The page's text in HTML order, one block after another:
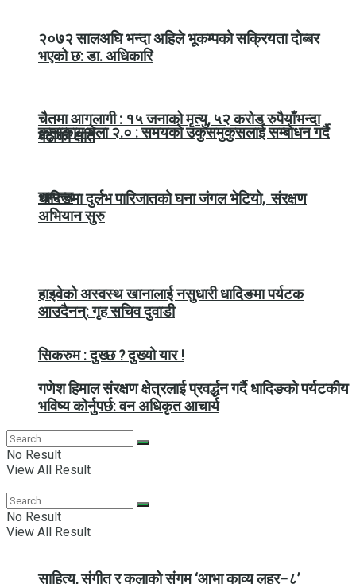
कलाकाग मेला २.० : समयको उकुसमुकुसलाई सम्बोधन गर्दै
सम्पन्न
सिकरुम : दुख्छ ? दुख्यो यार !
साहित्य, संगीत र कलाको संगम ‘आभा काव्य लहर–८’
२०७२ सालअघि भन्दा अहिले भूकम्पको सक्रियता दोब्बर
भएको छ: डा. अधिकारि
चैतमा आगलागी : १५ जनाको मृत्यु, ५२ करोड रुपैयाँभन्दा
बढीको क्षति
धादिङमा दुर्लभ पारिजातको घना जंगल भेटियो, संरक्षण
अभियान सुरु
हाइवेको अस्वस्थ खानालाई नसुधारी धादिङमा पर्यटक
आउदैनन्: गृह सचिव दुवाडी
गणेश हिमाल संरक्षण क्षेत्रलाई प्रवर्द्धन गर्दै धादिङको पर्यटकीय
भविष्य कोर्नुपर्छ: वन अधिकृत आचार्य
No Result
View All Result
No Result
View All Result